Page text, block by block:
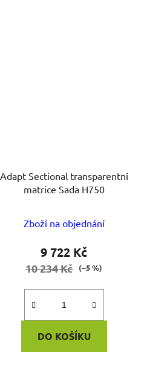
Adapt Sectional transparentní
matrice Sada H750
Zboží na objednání
9 722 Kč
10 234 Kč (–5 %)
DO KOŠÍKU